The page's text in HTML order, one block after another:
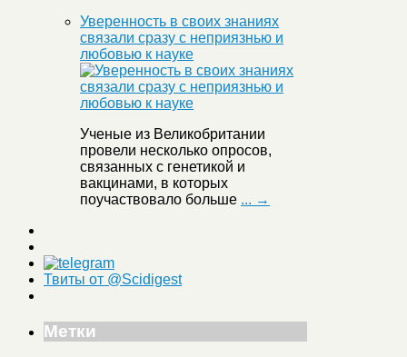
Уверенность в своих знаниях
связали сразу с неприязнью и
любовью к науке
Ученые из Великобритании
провели несколько опросов,
связанных с генетикой и
вакцинами, в которых
поучаствовало больше ... →
Твиты от @Scidigest
Метки